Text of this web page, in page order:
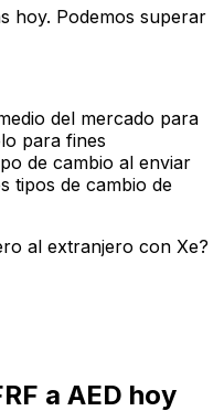
hoy. Podemos superar
del mercado para
para fines
de cambio al enviar
tipos de cambio de
al extranjero con Xe?
a AED hoy